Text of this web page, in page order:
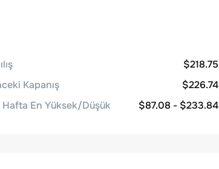
$218.75
Kapanış
$226.74
Hafta En Yüksek/Düşük
$87.08 - $233.84